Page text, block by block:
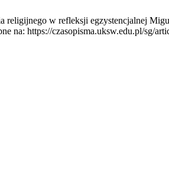
religijnego w refleksji egzystencjalnej
na: https://czasopisma.uksw.edu.pl/sg/